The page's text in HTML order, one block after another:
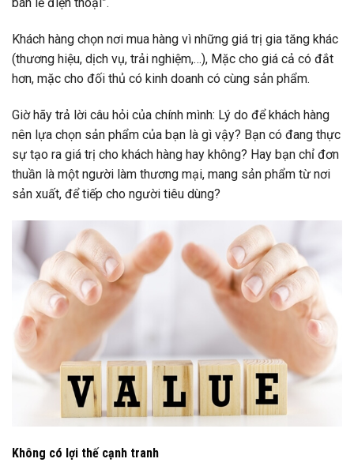
bán lẻ điện thoại”.
Khách hàng chọn nơi mua hàng vì những giá trị gia tăng khác
(thương hiệu, dịch vụ, trải nghiệm,…), Mặc cho giá cả có đắt
hơn, mặc cho đối thủ có kinh doanh có cùng sản phẩm.
Giờ hãy trả lời câu hỏi của chính mình: Lý do để khách hàng
nên lựa chọn sản phẩm của bạn là gì vậy? Bạn có đang thực
sự tạo ra giá trị cho khách hàng hay không? Hay bạn chỉ đơn
thuần là một người làm thương mại, mang sản phẩm từ nơi
sản xuất, để tiếp cho người tiêu dùng?
Không có lợi thế cạnh tranh